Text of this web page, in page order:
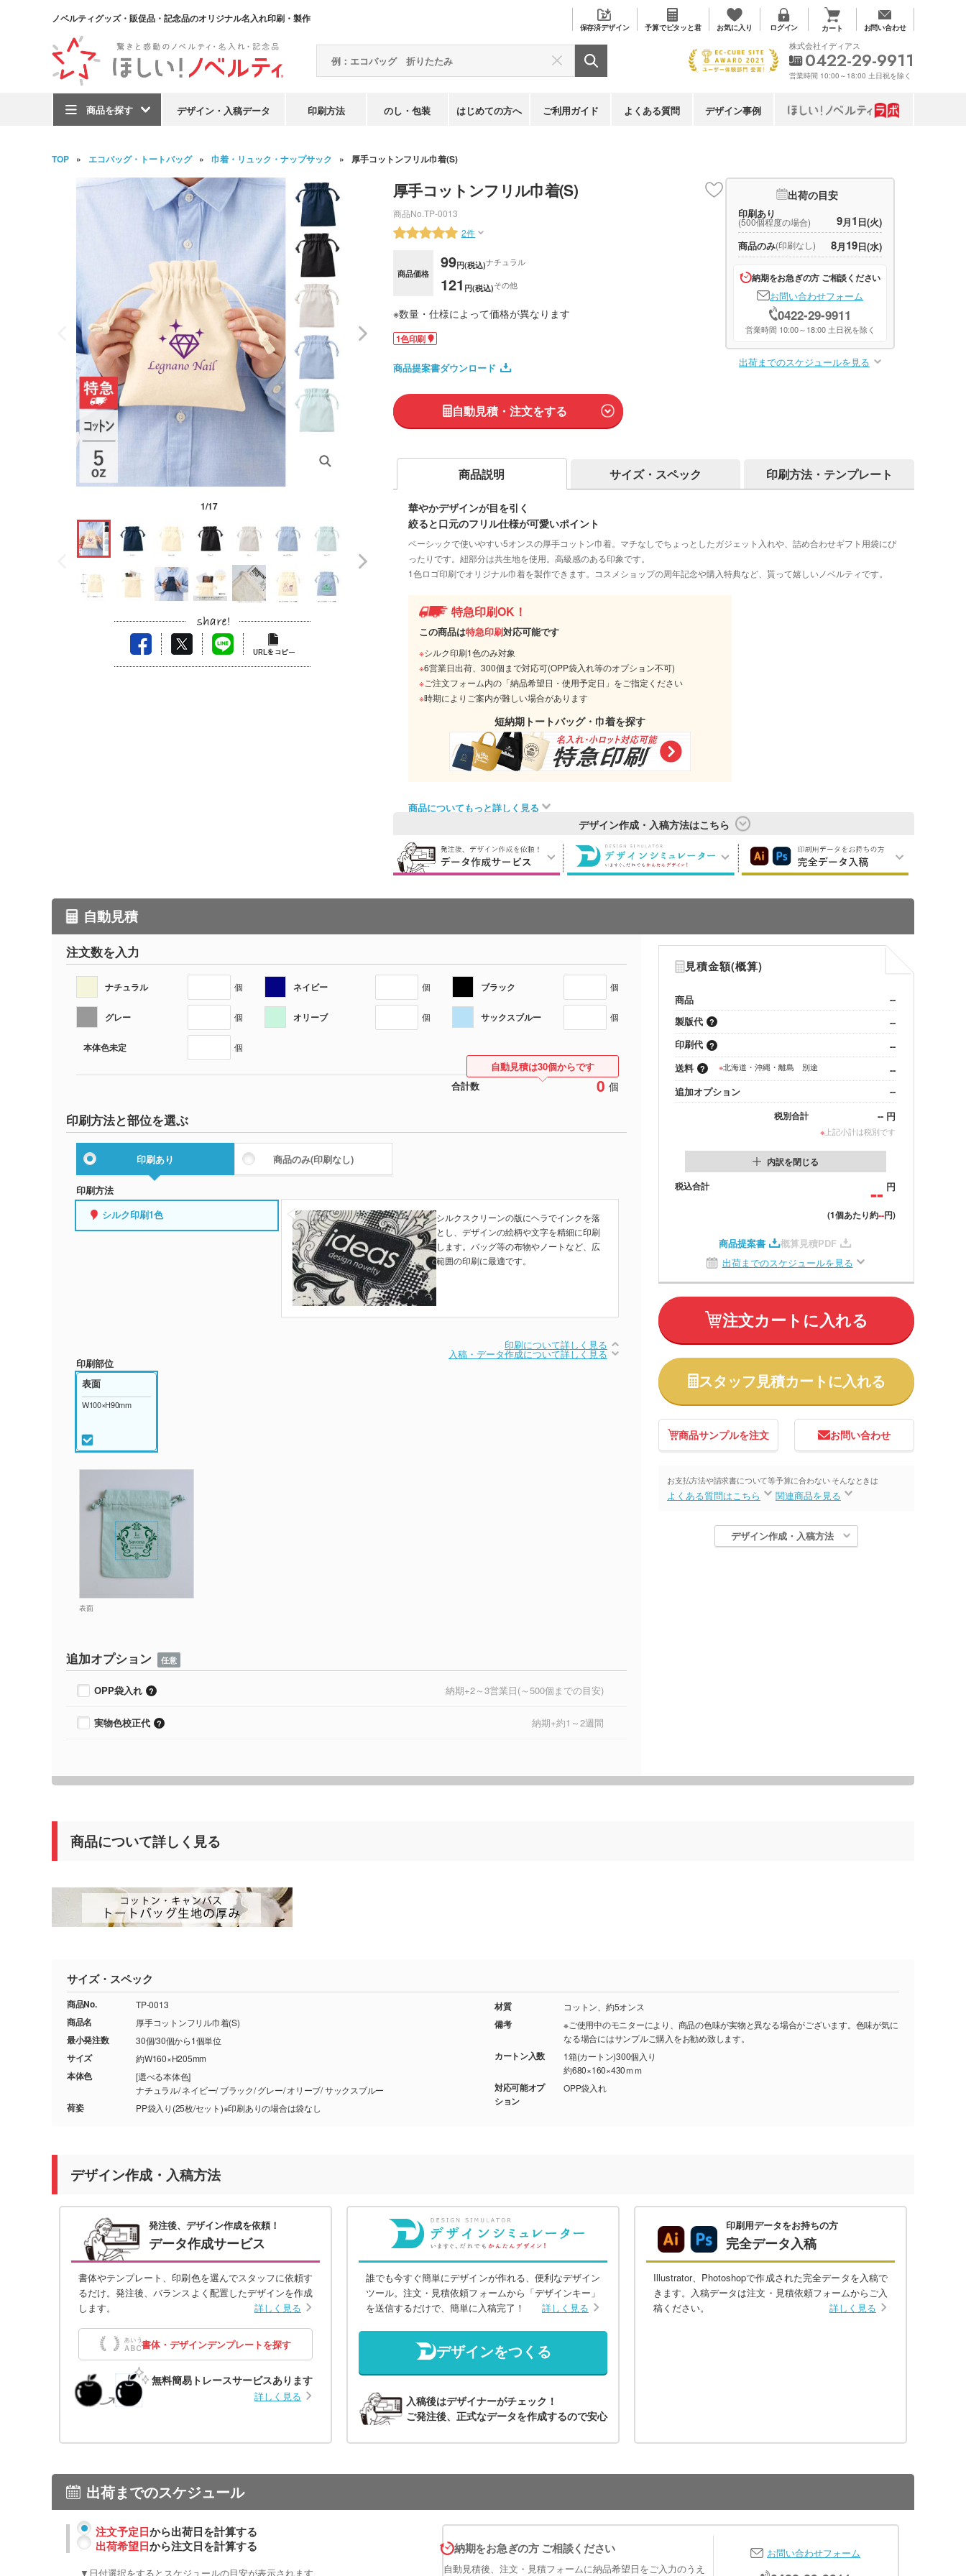
ノベルティグッズ・販促品・記念品のオリジナル名入れ印刷・製作
保存済デザイン 予算でピタッと君 お気に入り ログイン カート お問い合わせ
商品を探す デザイン・入稿データ 印刷方法 のし・包装 はじめての方へ ご利用ガイド よくある質問 デザイン事例
株式会社イディアス
0422-29-9911
営業時間 10:00～18:00 土日祝を除く
TOP エコバッグ・トートバッグ 巾着・リュック・ナップサック 厚手コットンフリル巾着(S)
1/17
厚手コットンフリル巾着(S)
商品No. TP-0013
2件
商品価格
99円(税込)ナチュラル
121 円(税込)その他
※数量・仕様によって価格が異なります
1色印刷
商品提案書ダウンロード
自動見積・注文をする
出荷の目安
印刷あり
(500個程度の場合) 9月1 日(火)
商品のみ(印刷なし) 8月19日(水)
納期をお急ぎの方 ご相談ください
お問い合わせフォーム
0422-29-9911
営業時間 10:00～18:00 土日祝を除く
出荷までのスケジュールを見る
商品説明 サイズ・スペック 印刷方法・テンプレート
華やかデザインが目を引く
絞ると口元のフリル仕様が可愛いポイント
ベーシックで使いやすい5オンスの厚手コットン巾着。マチなしでちょっとしたガジェット入れや、詰め合わせギフト用袋にぴ
ったりです。紐部分は共生地を使用。高級感のある印象です。
1色ロゴ印刷でオリジナル巾着を製作できます。コスメショップの周年記念や購入特典など、貰って嬉しいノベルティです。
特急印刷OK！
この商品は特急印刷対応可能です
※シルク印刷1色のみ対象
※6営業日出荷、300個まで対応可(OPP袋入れ等のオプション不可)
※ご注文フォーム内の「納品希望日・使用予定日」をご指定ください
※時期によりご案内が難しい場合があります
短納期トートバッグ・巾着を探す
商品についてもっと詳しく見る
デザイン作成・入稿方法はこちら
自動見積
注文数を入力
ナチュラル 個 ネイビー 個 ブラック 個
グレー 個 オリーブ 個 サックスブルー 個
本体色未定 個
合計数 0 個
自動見積は30個からです
印刷方法と部位を選ぶ
印刷あり 商品のみ(印刷なし)
印刷方法
シルク印刷1色
シルクスクリーンの版にヘラでインクを落
とし、デザインの絵柄や文字を精細に印刷
します。バッグ等の布物やノートなど、広
範囲の印刷に最適です。
印刷について詳しく見る
入稿・データ作成について詳しく見る
印刷部位
表面
W100×H90mm
表面
追加オプション 任意
OPP袋入れ 納期+2～3営業日(～500個までの目安)
実物色校正代 納期+約1～2週間
見積金額(概算)
商品
--
製版代
--
印刷代
--
送料
※北海道・沖縄・離島 別途
--
追加オプション
--
税別合計 -- 円
※ 上記小計は税別です
内訳を閉じる
税込合計
-- 円
(1個あたり約--円)
商品提案書
概算見積PDF
出荷までのスケジュールを見る
注文カートに入れる
スタッフ見積カートに入れる
商品サンプルを注文 お問い合わせ
お支払方法や請求書について等
よくある質問はこちら
予算に合わない そんなときは
関連商品を見る
デザイン作成・入稿方法
商品について詳しく見る
サイズ・スペック
商品No. TP-0013
商品名 厚手コットンフリル巾着(S)
最小発注数 30個/30個から1個単位
サイズ 約W160×H205mm
本体色
[選べる本体色]
ナチュラル/ ネイビー/ ブラック/ グレー/ オリーブ/ サックスブルー
荷姿 PP袋入り(25枚/セット)※印刷ありの場合は袋なし
材質 コットン、約5オンス
備考
※ご使用中のモニターにより、商品の色味が実物と異なる場合がございます。色味が気に
なる場合にはサンプルご購入をお勧め致します。
カートン入数
1箱(カートン)300個入り
約680×160×430ｍｍ
対応可能オプ
ション
OPP袋入れ
デザイン作成・入稿方法
発注後、デザイン作成を依頼！
データ作成サービス
書体やテンプレート、印刷色を選んでスタッフに依頼す
るだけ。発注後、バランスよく配置したデザインを作成
します。
詳しく見る
書体・デザインデンプレートを探す
無料簡易トレースサービスあります
詳しく見る
誰でも今すぐ簡単にデザインが作れる、便利なデザイン
ツール。注文・見積依頼フォームから「デザインキー」
を送信するだけで、簡単に入稿完了！
詳しく見る
デザインをつくる
入稿後はデザイナーがチェック！
ご発注後、正式なデータを作成するので安心
印刷用データをお持ちの方
完全データ入稿
Illustrator、Photoshopで作成された完全データを入稿で
きます。入稿データは注文・見積依頼フォームからご入
稿ください。
詳しく見る
出荷までのスケジュール
注文予定日から出荷日を計算する
出荷希望日から注文日を計算する
▼日付選択をするとスケジュールの目安が表示されます
納期をお急ぎの方 ご相談ください
自動見積後、注文・見積フォームに納品希望日をご入力のうえ
お問い合わせフォーム